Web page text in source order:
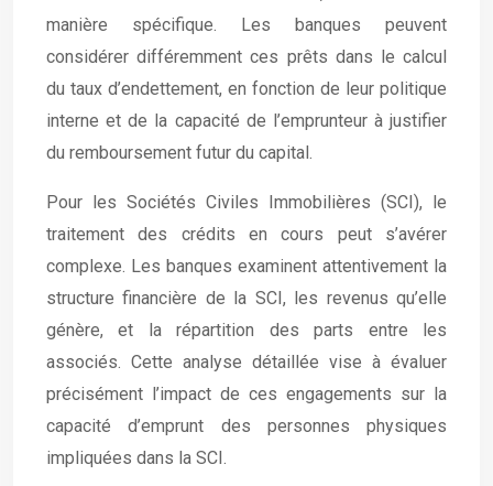
manière spécifique. Les banques peuvent
considérer différemment ces prêts dans le calcul
du taux d’endettement, en fonction de leur politique
interne et de la capacité de l’emprunteur à justifier
du remboursement futur du capital.
Pour les Sociétés Civiles Immobilières (SCI), le
traitement des crédits en cours peut s’avérer
complexe. Les banques examinent attentivement la
structure financière de la SCI, les revenus qu’elle
génère, et la répartition des parts entre les
associés. Cette analyse détaillée vise à évaluer
précisément l’impact de ces engagements sur la
capacité d’emprunt des personnes physiques
impliquées dans la SCI.